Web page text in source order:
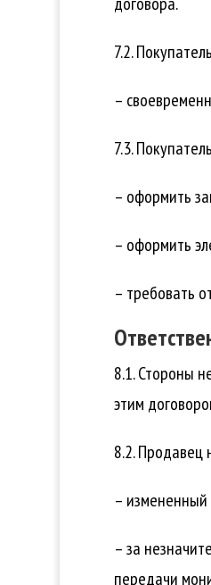
7.2.
–
7.3.
– оформить
– оформить
– требовать
8.1. Стороны
этим
8.2. Продавец
–
– за
передачи